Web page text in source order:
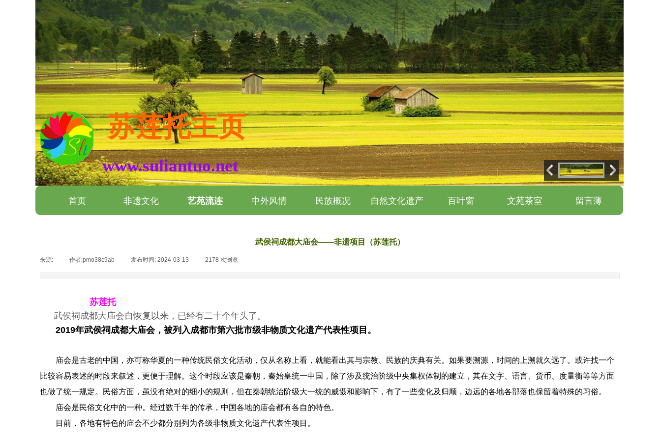
苏莲托主页
www.suliantuo.net
首页 非遗文化 艺苑流连 中外风情 民族概况 自然文化遗产 百叶窗 文苑茶室 留言薄
武侯祠成都大庙会——非遗项目（苏莲托）
来源: 作者:pmo38c9ab 发布时间: 2024-03-13 2178 次浏览
苏莲托
武侯祠成都大庙会自恢复以来，已经有二十个年头了。
2019年武侯祠成都大庙会，被列入成都市第六批市级非物质文化遗产代表性项目。
庙会是古老的中国，亦可称华夏的一种传统民俗文化活动，仅从名称上看，就能看出其与宗教、民族的庆典有关。如果要溯源，时间的上溯就久远了。或许找一个
比较容易表述的时段来叙述，更便于理解。这个时段应该是秦朝，秦始皇统一中国，除了涉及统治阶级中央集权体制的建立，其在文字、语言、货币、度量衡等等方面
也做了统一规定。民俗方面，虽没有绝对的细小的规则，但在秦朝统治阶级大一统的威慑和影响下，有了一些变化及归顺，边远的各地各部落也保留着特殊的习俗。
庙会是民俗文化中的一种。经过数千年的传承，中国各地的庙会都有各自的特色。
目前，各地有特色的庙会不少都分别列为各级非物质文化遗产代表性项目。